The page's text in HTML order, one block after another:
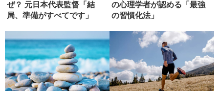
ぜ？ 元日本代表監督「結
局、準備がすべてです」
の心理学者が認める「最強
の習慣化法」